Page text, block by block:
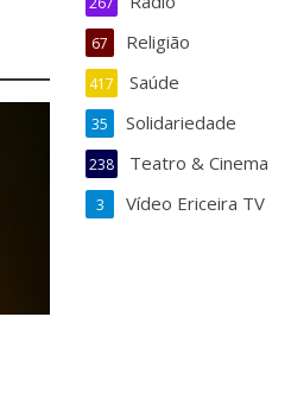
Religião
67
Saúde
417
Solidariedade
35
Teatro & Cinema
238
Vídeo Ericeira TV
3